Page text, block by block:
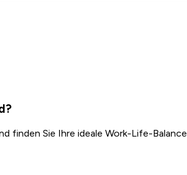
finden Sie Ihre ideale Work-Life-Balance.